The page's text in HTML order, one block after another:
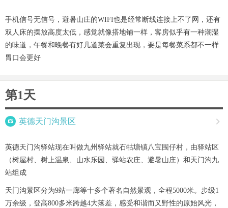
手机信号无信号，避暑山庄的WIFI也是经常断线连接上不了网，还有
双人床的摆放高度太低，感觉就像搭地铺一样，客房似乎有一种潮湿
的味道，午餐和晚餐有好几道菜会重复出现，要是每餐菜系都不一样
胃口会更好
第1天
 英德天门沟景区 
英德天门沟驿站现在叫做九州驿站就石牯塘镇八宝围仔村，由驿站区
（树屋村、树上温泉、山水乐园、驿站农庄、避暑山庄）和天门沟九
站组成
天门沟景区分为9站一廊等十多个著名自然景观，全程5000米。步级1
万余级，登高800多米跨越4大落差，感受和谐而又野性的原始风光，